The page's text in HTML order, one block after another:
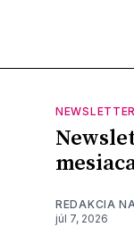
REDAKCIA
júl 7, 2026